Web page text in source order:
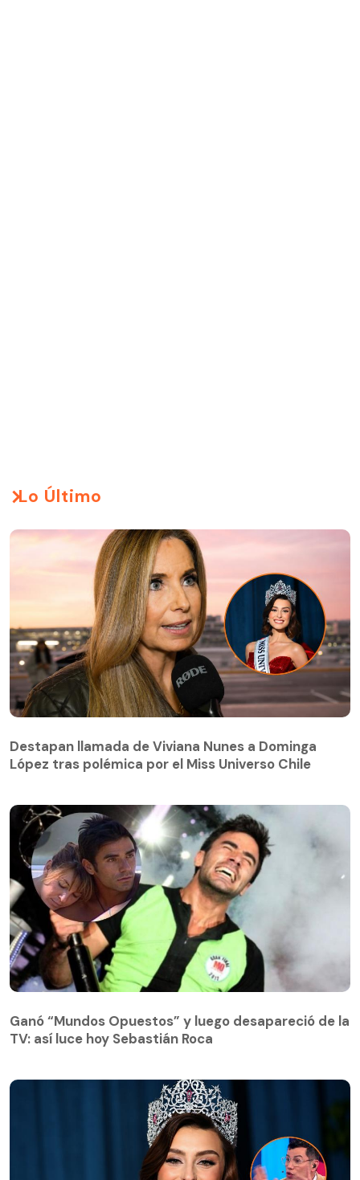
Lo Último
López tras polémica por el Miss Universo Chile
Destapan llamada de Viviana Nunes a Dominga
López tras polémica por el Miss Universo Chile
Ganó “Mundos Opuestos” y luego desapareció de la
TV: así luce hoy Sebastián Roca